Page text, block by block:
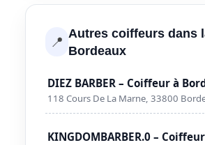
📍 Autres coiffeurs dans
Bordeaux
DIEZ BARBER – Coiffeur à
118 Cours De La Marne, 33800
KINGDOMBARBER.0 –